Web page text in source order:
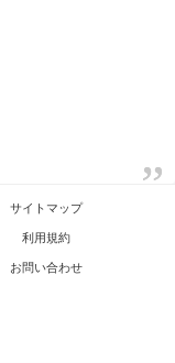
サイトマップ
利用規約
お問い合わせ